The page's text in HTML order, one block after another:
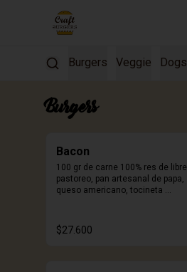
Burgers Veggie Dogs
Burgers
Bacon
100 gr de carne 100% res de libre
pastoreo, pan artesanal de papa,
queso americano, tocineta
$27.600